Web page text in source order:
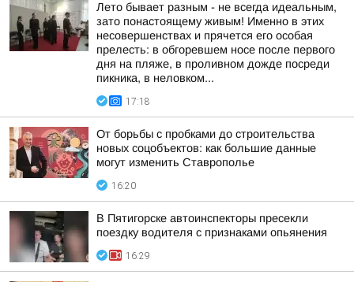
Лето бывает разным - не всегда идеальным,
зато понастоящему живым! Именно в этих
несовершенствах и прячется его особая
прелесть: в обгоревшем носе после первого
дня на пляже, в проливном дожде посреди
пикника, в неловком...
17:18
От борьбы с пробками до строительства
новых соцобъектов: как большие данные
могут изменить Ставрополье
16:20
В Пятигорске автоинспекторы пресекли
поездку водителя с признаками опьянения
16:29